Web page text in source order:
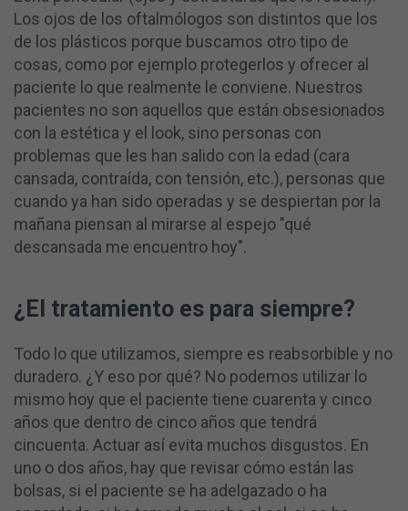
Los ojos de los oftalmólogos son distintos que los
de los plásticos porque buscamos otro tipo de
cosas, como por ejemplo protegerlos y ofrecer al
paciente lo que realmente le conviene. Nuestros
pacientes no son aquellos que están obsesionados
con la estética y el look, sino personas con
problemas que les han salido con la edad (cara
cansada, contraída, con tensión, etc.), personas que
cuando ya han sido operadas y se despiertan por la
mañana piensan al mirarse al espejo "qué
descansada me encuentro hoy".
¿El tratamiento es para siempre?
Todo lo que utilizamos, siempre es reabsorbible y no
duradero. ¿Y eso por qué? No podemos utilizar lo
mismo hoy que el paciente tiene cuarenta y cinco
años que dentro de cinco años que tendrá
cincuenta. Actuar así evita muchos disgustos. En
uno o dos años, hay que revisar cómo están las
bolsas, si el paciente se ha adelgazado o ha